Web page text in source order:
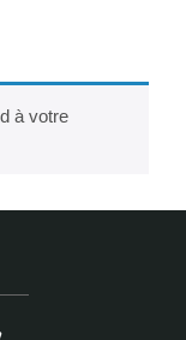
à votre